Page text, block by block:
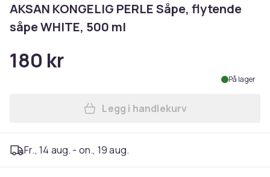
AKSAN KONGELIG PERLE Såpe, flytende
såpe WHITE, 500 ml
180 kr
På lager
Legg AKSAN KONGELIG
Legg i handlekurv
Fr., 14 aug. - on., 19 aug.